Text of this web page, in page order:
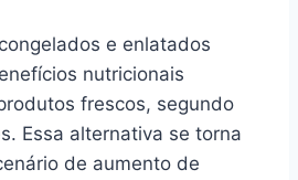
e enlatados
nutricionais
frescos, segundo
Essa alternativa se torna
de aumento de